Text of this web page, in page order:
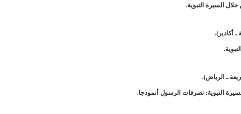
السيرة النبوية.
أكادير).
ـ الرياض).
النبوية: تصرفات الرسول أنموذجا.